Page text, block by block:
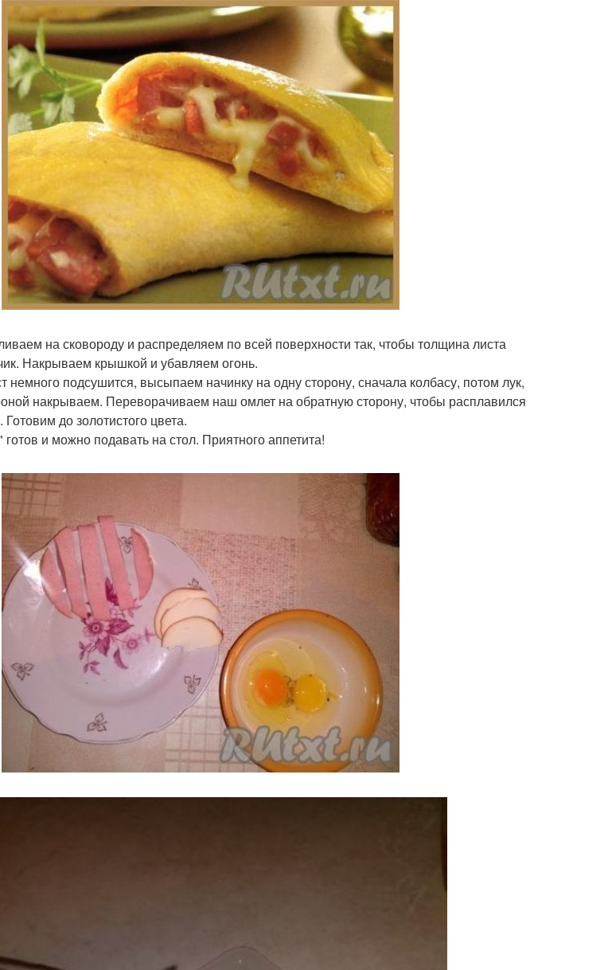
на сковороду и распределяем по всей поверхности так, чтобы толщина листа
Накрываем крышкой и убавляем огонь.
немного подсушится, высыпаем начинку на одну сторону, сначала колбасу, потом лук,
накрываем. Переворачиваем наш омлет на обратную сторону, чтобы расплавился
до золотистого цвета.
и можно подавать на стол. Приятного аппетита!